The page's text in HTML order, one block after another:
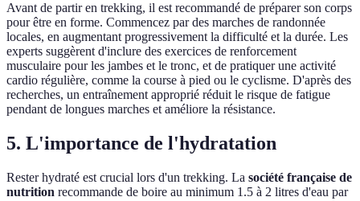
Avant de partir en trekking, il est recommandé de préparer son corps
pour être en forme. Commencez par des marches de randonnée
locales, en augmentant progressivement la difficulté et la durée. Les
experts suggèrent d'inclure des exercices de renforcement
musculaire pour les jambes et le tronc, et de pratiquer une activité
cardio régulière, comme la course à pied ou le cyclisme. D'après des
recherches, un entraînement approprié réduit le risque de fatigue
pendant de longues marches et améliore la résistance.
5. L'importance de l'hydratation
Rester hydraté est crucial lors d'un trekking. La société française de
nutrition recommande de boire au minimum 1.5 à 2 litres d'eau par